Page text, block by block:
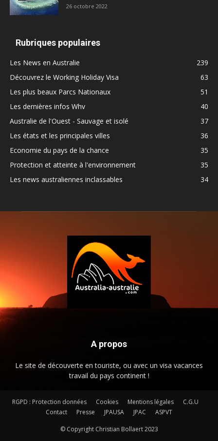
26 octobre 2022
Rubriques populaires
Les News en Australie
239
Découvrez le Working Holiday Visa
63
Les plus beaux Parcs Nationaux
51
Les dernières infos Whv
40
Australie de l'Ouest - Sauvage et isolé
37
Les états et les principales villes
36
Economie du pays de la chance
35
Protection et atteinte à l'environnement
35
Les news australiennes inclassables
34
A propos
Le site de découverte en touriste, ou avec un visa vacances
travail du pays continent !
RGPD : Protection données Cookies Mentions légales
C.G.U
Contact
Presse JPAUSA JPAC ASPVT
© Copyright Christian Bollaert 2023